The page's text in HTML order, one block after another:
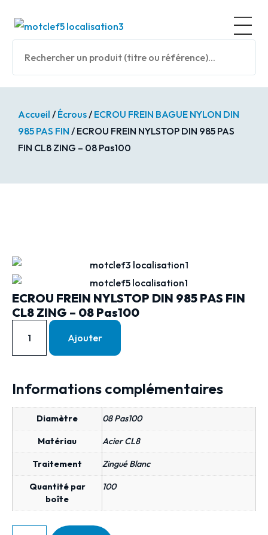
Accueil / Écrous/ ECROU FREIN BAGUE NYLON DIN
985 PAS FIN / ECROU FREIN NYLSTOP DIN 985 PAS
FIN CL8 ZING – 08 Pas100
ECROU FREIN NYLSTOP DIN 985 PAS FIN
CL8 ZING – 08 Pas100
Ajouter
Informations complémentaires
Diamètre 08 Pas100
Matériau Acier CL8
Traitement Zingué Blanc
Quantité par
boîte
100